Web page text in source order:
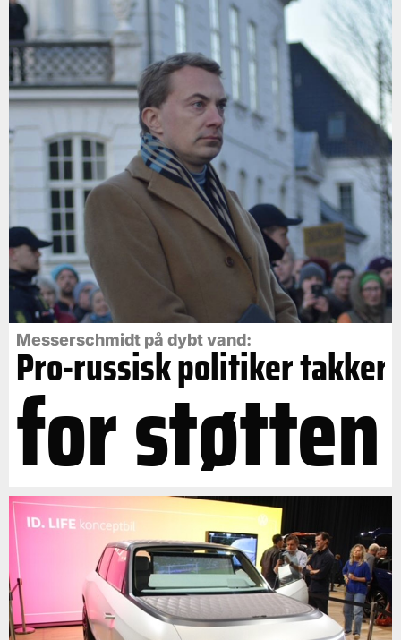
Messerschmidt på dybt vand:
Pro-russisk politiker takker
for støtten